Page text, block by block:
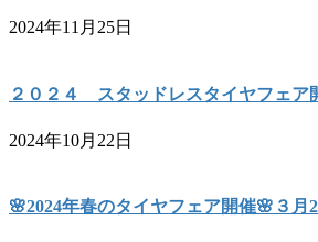
2024年11月25日
２０２４ スタッドレスタイヤフェア
2024年10月22日
🌸2024年春のタイヤフェア開催🌸３月